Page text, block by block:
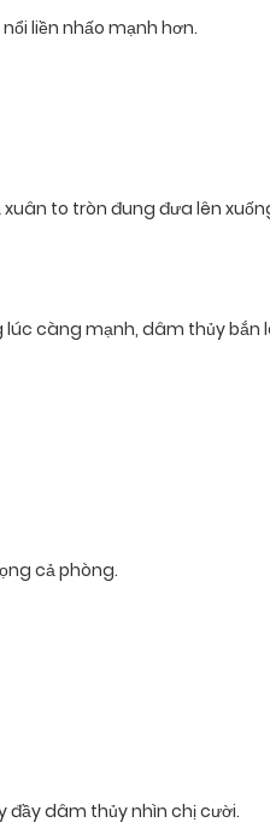
liền nhấo mạnh hơn.
to tròn đung đưa lên
càng mạnh, dâm thủy bắn
cả phòng.
đầy dâm thủy nhìn chị cười.